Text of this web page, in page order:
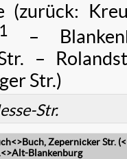
(zurück:
1 –
–
Str.)
Str.
Zepernicker Str.
Blankenburg